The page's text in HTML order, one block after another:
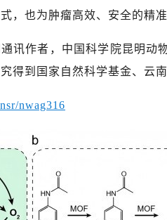
，也为肿瘤高效、安全的精
讯作者，中国科学院昆明动
得到国家自然科学基金、云
nwag316